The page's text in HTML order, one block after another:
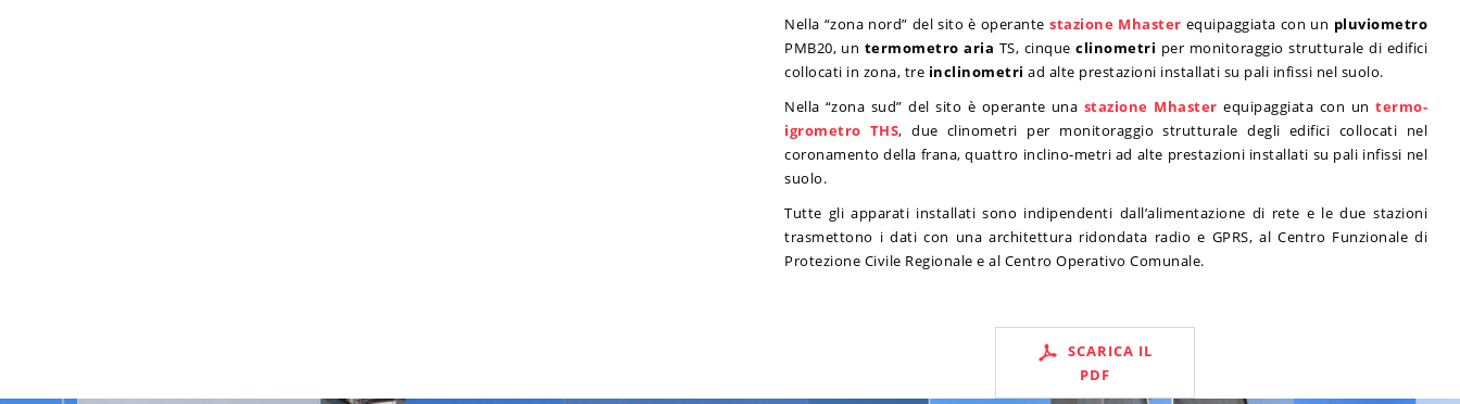
Nella “zona nord” del sito è operantestazione Mhaster equipaggiata con un pluviometro
PMB20, un termometro aria TS, cinqueclinometri per monitoraggio strutturale di edifici
collocati in zona, tre inclinometri ad alte prestazioni installati su pali infissi nel suolo.
Nella “zona sud” del sito è operante una stazione Mhaster equipaggiata con un termo-
igrometro THS, due clinometri per monitoraggio strutturale degli edifici collocati nel
coronamento della frana, quattro inclino-metri ad alte prestazioni installati su pali infissi nel
suolo.
Tutte gli apparati installati sono indipendenti dall’alimentazione di rete e le due stazioni
trasmettono i dati con una architettura ridondata radio e GPRS, al Centro Funzionale di
Protezione Civile Regionale e al Centro Operativo Comunale.
SCARICA IL
PDF